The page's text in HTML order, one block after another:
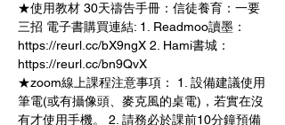
★使用教材 30天禱告手冊：信徒養育：一要
三招 電子書購買連結: 1. Readmoo讀墨：
https://reurl.cc/bX9ngX 2. Hami書城：
https://reurl.cc/bn9QvX
★zoom線上課程注意事項： 1. 設備建議使用
筆電(或有攝像頭、麥克風的桌電)，若實在沒
有才使用手機。 2. 請務必於課前10分鐘預備